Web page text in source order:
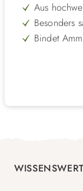
Aus
natürliche
Besonders
trockene
Bindet
entsorgen